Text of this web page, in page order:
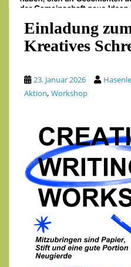
Einladung
Kreatives
23. Januar 2026
Aktion, Workshop